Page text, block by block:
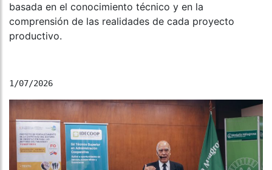
basada en el conocimiento técnico y en la
comprensión de las realidades de cada proyecto
productivo.
1/07/2026